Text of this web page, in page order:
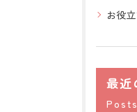
お役
最近
Posts